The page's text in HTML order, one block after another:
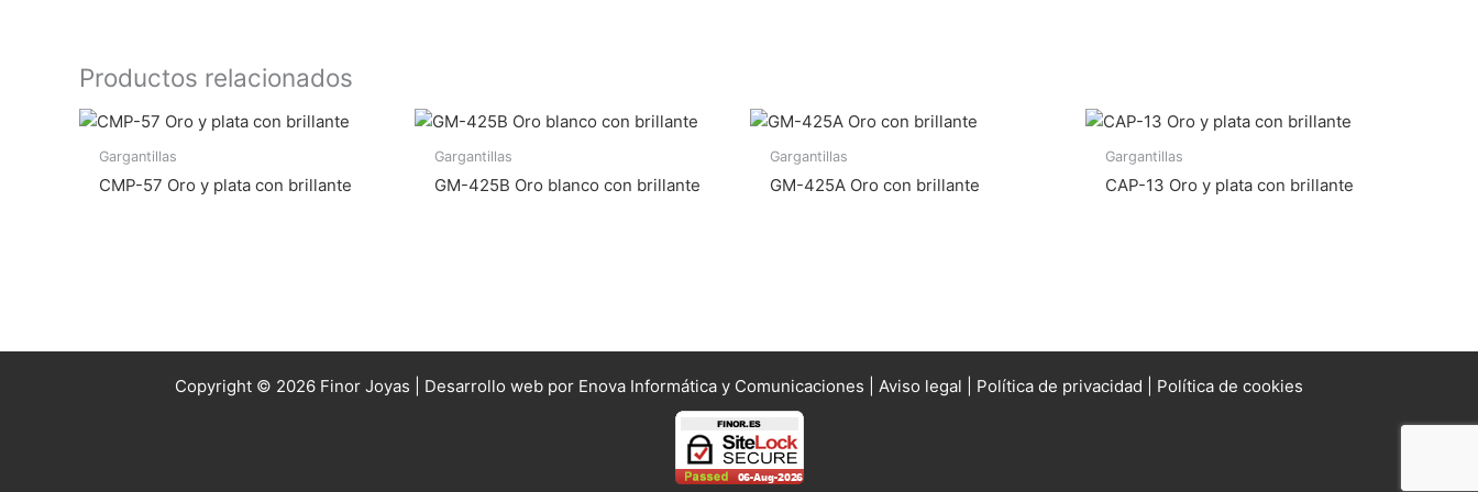
Productos relacionados
Gargantillas
CMP-57 Oro y plata con brillante
Gargantillas
GM-425B Oro blanco con brillante
Gargantillas
GM-425A Oro con brillante
Gargantillas
CAP-13 Oro y plata con brillante
Copyright © 2026 Finor Joyas | Desarrollo web por Enova Informática y Comunicaciones | Aviso legal Política de privacidad Política de cookies